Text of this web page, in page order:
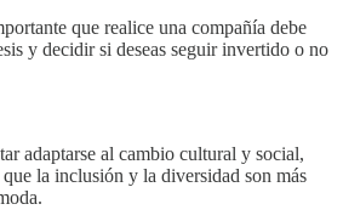
que realice una compañía debe
y decidir si deseas seguir invertido o no
adaptarse al cambio cultural y social,
la inclusión y la diversidad son más